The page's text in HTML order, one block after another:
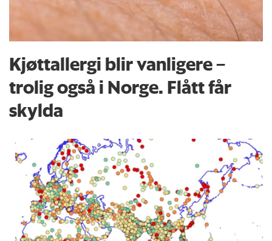
Kjøttallergi blir vanligere –
trolig også i Norge. Flått får
skylda